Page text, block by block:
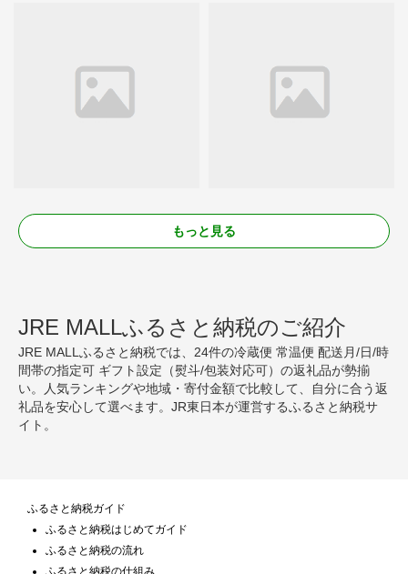
もっと見る
JRE MALLふるさと納税のご紹介
JRE MALLふるさと納税では、24件の冷蔵便 常温便 配送月/日/時
間帯の指定可 ギフト設定（熨斗/包装対応可）の返礼品が勢揃
い。人気ランキングや地域・寄付金額で比較して、自分に合う返
礼品を安心して選べます。JR東日本が運営するふるさと納税サ
イト。
ふるさと納税ガイド
ふるさと納税はじめてガイド
ふるさと納税の流れ
ふるさと納税の仕組み